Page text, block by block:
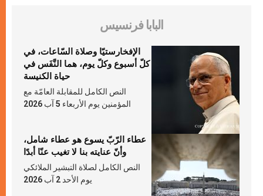
البابا فرنسيس
الإفخارستيّا وصلاة السّاعات، في
كلّ أسبوع وكلّ يوم، هما النَّفَس في
حياة الكنيسة
النص الكامل للمقابلة العامّة مع
المؤمنين يوم الأربعاء 5 آب 2026
عطاء الرّبّ يسوع هو عطاء شامل،
وأنّ عنايته بنا لا تغيب عنّا أبدًا
النص الكامل لصلاة التبشير الملائكي
يوم الأحد 2 آب 2026